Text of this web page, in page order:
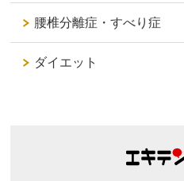
腰椎分離症・すべり症
ダイエット